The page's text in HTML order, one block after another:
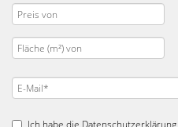
Ich habe die Datenschutzerklärung